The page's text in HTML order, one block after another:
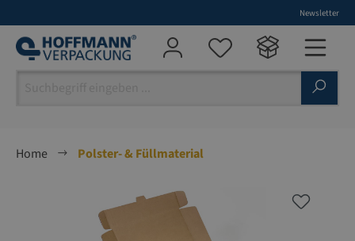
Newsletter
Home
Polster- & Füllmaterial